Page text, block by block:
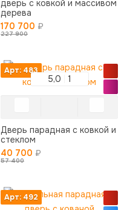
дверь с ковкой и массивом
дерева
170 700 ₽
227 900
Арт: 483
5,0 1
Дверь парадная с ковкой и
стеклом
40 700 ₽
57 400
Арт: 492